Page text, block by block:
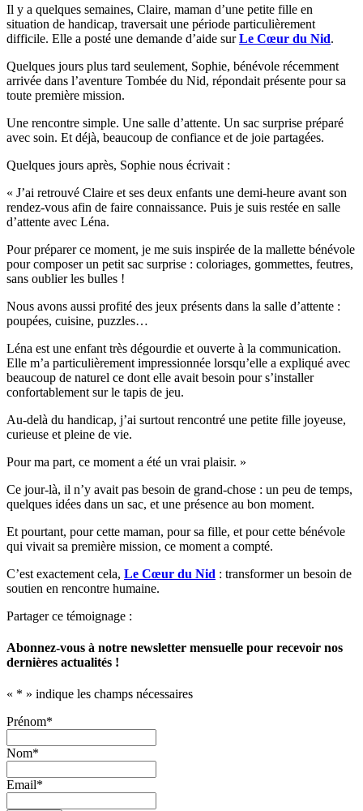
Il y a quelques semaines, Claire, maman d’une petite fille en
situation de handicap, traversait une période particulièrement
difficile. Elle a posté une demande d’aide surLe Cœur du Nid.
Quelques jours plus tard seulement, Sophie, bénévole récemment
arrivée dans l’aventure Tombée du Nid, répondait présente pour sa
toute première mission.
Une rencontre simple. Une salle d’attente. Un sac surprise préparé
avec soin. Et déjà, beaucoup de confiance et de joie partagées.
Quelques jours après, Sophie nous écrivait :
« J’ai retrouvé Claire et ses deux enfants une demi-heure avant son
rendez-vous afin de faire connaissance. Puis je suis restée en salle
d’attente avec Léna.
Pour préparer ce moment, je me suis inspirée de la mallette bénévole
pour composer un petit sac surprise : coloriages, gommettes, feutres,
sans oublier les bulles !
Nous avons aussi profité des jeux présents dans la salle d’attente :
poupées, cuisine, puzzles…
Léna est une enfant très dégourdie et ouverte à la communication.
Elle m’a particulièrement impressionnée lorsqu’elle a expliqué avec
beaucoup de naturel ce dont elle avait besoin pour s’installer
confortablement sur le tapis de jeu.
Au-delà du handicap, j’ai surtout rencontré une petite fille joyeuse,
curieuse et pleine de vie.
Pour ma part, ce moment a été un vrai plaisir. »
Ce jour-là, il n’y avait pas besoin de grand-chose : un peu de temps,
quelques idées dans un sac, et une présence au bon moment.
Et pourtant, pour cette maman, pour sa fille, et pour cette bénévole
qui vivait sa première mission, ce moment a compté.
C’est exactement cela, Le Cœur du Nid : transformer un besoin de
soutien en rencontre humaine.
Partager ce témoignage :
Abonnez-vous à notre newsletter mensuelle pour recevoir nos
dernières actualités !
« * » indique les champs nécessaires
Prénom*
Nom*
Email*